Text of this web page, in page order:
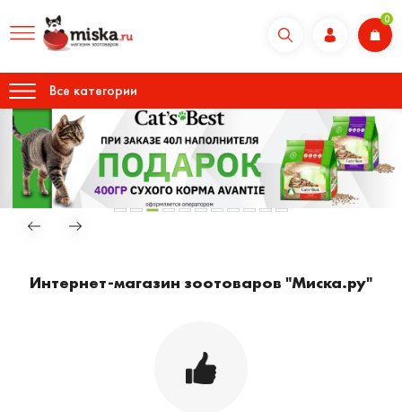
0
Все категории
Интернет-магазин зоотоваров "Миска.ру"